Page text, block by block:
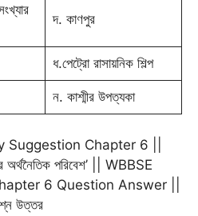
দ. কাণপুর
ধ.পেট্রো রাসায়নিক শিল্প
ন. কাশ্মীর উপত্যকা
Suggestion Chapter 6 ||
অর্থনৈতিক পরিবেশ’ || WBBSE
6 Question Answer ||
উত্তর